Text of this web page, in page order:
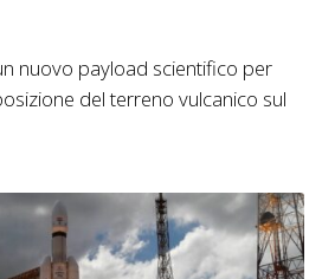
nuovo payload scientifico per
del terreno vulcanico sul